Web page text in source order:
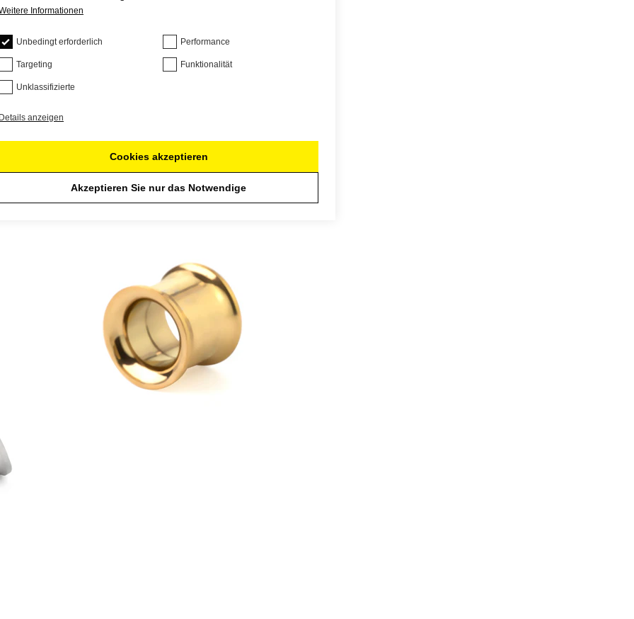
Informationen
Unbedingt erforderlich Performance
Targeting Funktionalität
Unklassifizierte
anzeigen
Cookies akzeptieren
Akzeptieren Sie nur das Notwendige